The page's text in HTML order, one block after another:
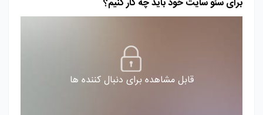
قابل مشاهده برای دنبال کننده ها